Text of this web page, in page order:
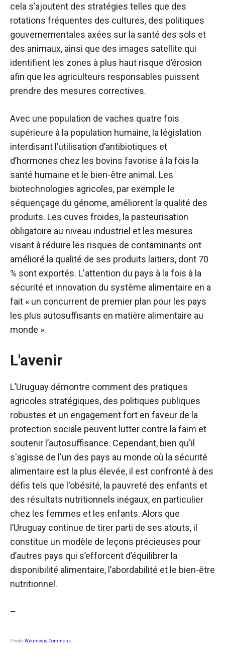
cela s’ajoutent des stratégies telles que des
rotations fréquentes des cultures, des politiques
gouvernementales axées sur la santé des sols et
des animaux, ainsi que des images satellite qui
identifient les zones à plus haut risque d’érosion
afin que les agriculteurs responsables puissent
prendre des mesures correctives.
Avec une population de vaches quatre fois
supérieure à la population humaine, la législation
interdisant l’utilisation d’antibiotiques et
d’hormones chez les bovins favorise à la fois la
santé humaine et le bien-être animal. Les
biotechnologies agricoles, par exemple le
séquençage du génome, améliorent la qualité des
produits. Les cuves froides, la pasteurisation
obligatoire au niveau industriel et les mesures
visant à réduire les risques de contaminants ont
amélioré la qualité de ses produits laitiers, dont 70
% sont exportés. L'attention du pays à la fois à la
sécurité et innovation du système alimentaire en a
fait « un concurrent de premier plan pour les pays
les plus autosuffisants en matière alimentaire au
monde ».
L'avenir
L’Uruguay démontre comment des pratiques
agricoles stratégiques, des politiques publiques
robustes et un engagement fort en faveur de la
protection sociale peuvent lutter contre la faim et
soutenir l’autosuffisance. Cependant, bien qu'il
s'agisse de l'un des pays au monde où la sécurité
alimentaire est la plus élevée, il est confronté à des
défis tels que l'obésité, la pauvreté des enfants et
des résultats nutritionnels inégaux, en particulier
chez les femmes et les enfants. Alors que
l’Uruguay continue de tirer parti de ses atouts, il
constitue un modèle de leçons précieuses pour
d’autres pays qui s’efforcent d’équilibrer la
disponibilité alimentaire, l’abordabilité et le bien-être
nutritionnel.
–
Photo: Wikimédia Commons